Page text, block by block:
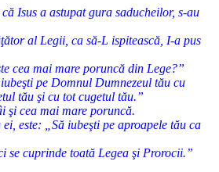
Isus a astupat gura saducheilor, s-au
al Legii, ca să-L ispitească, I-a pus
cea mai mare poruncă din Lege?”
pe Domnul Dumnezeul tău cu
tău şi cu tot cugetul tău.”
şi cea mai mare poruncă.
este: „Să iubeşti pe aproapele tău ca
se cuprinde toată Legea şi Prorocii.”